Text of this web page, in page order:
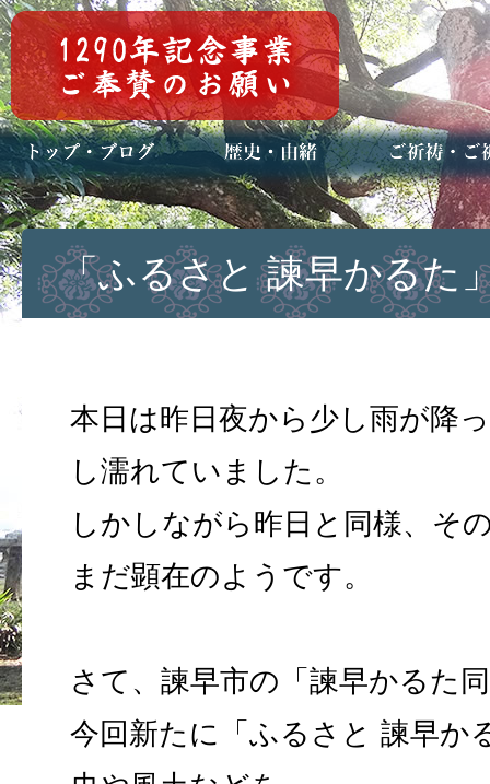
トップページ
ブログ(日々八百万)
お知らせ一覧 歴史・ご祭神
年中行事
メディア掲載 ご祈祷・ご祈
安産祈願
初宮参り
七五三詣
長寿のお祝い
神前結婚式
厄祓い・方位
車のお祓い
地鎮祭
神葬祭（神式
「ふるさと 諫早かるた
本日は昨日夜から少し雨が降
し濡れていました。
しかしながら昨日と同様、そ
まだ顕在のようです。
さて、諫早市の「諫早かるた
今回新たに「ふるさと 諫早か